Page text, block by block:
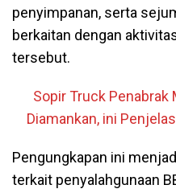
penyimpanan, serta
berkaitan dengan
tersebut.
Sopir Truck Penabrak
Diamankan, ini
Pengungkapan ini
terkait penyalahgunaan